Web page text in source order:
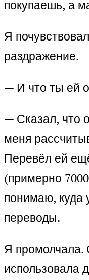
покупаешь, а
Я
раздражение.
— И что ты ей
— Сказал, что
меня
Перевёл ей
(примерно
понимаю, куда
переводы.
Я промолчала.
использовала